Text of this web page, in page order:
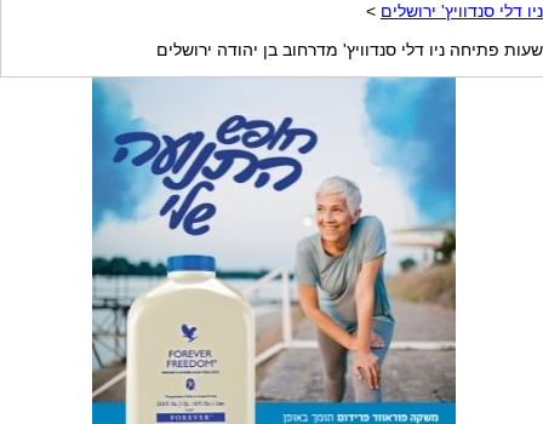
ניו דלי סנדוויץ' ירושלים >
שעות פתיחה ניו דלי סנדוויץ' מדרחוב בן יהודה ירושלים